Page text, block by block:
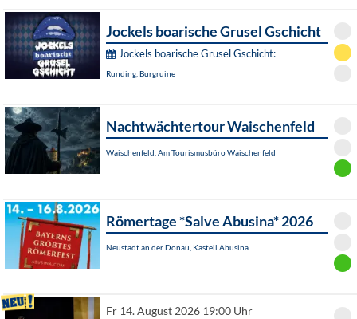
Jockels boarische Grusel Gschicht
Jockels boarische Grusel Gschicht:
Runding, Burgruine
Nachtwächtertour Waischenfeld
Waischenfeld, Am Tourismusbüro Waischenfeld
Römertage *Salve Abusina* 2026
Neustadt an der Donau, Kastell Abusina
Fr 14. August 2026 19:00 Uhr